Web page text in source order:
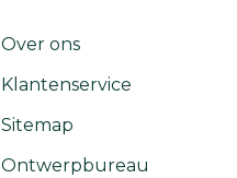
Over ons
Klantenservice
Sitemap
Ontwerpbureau